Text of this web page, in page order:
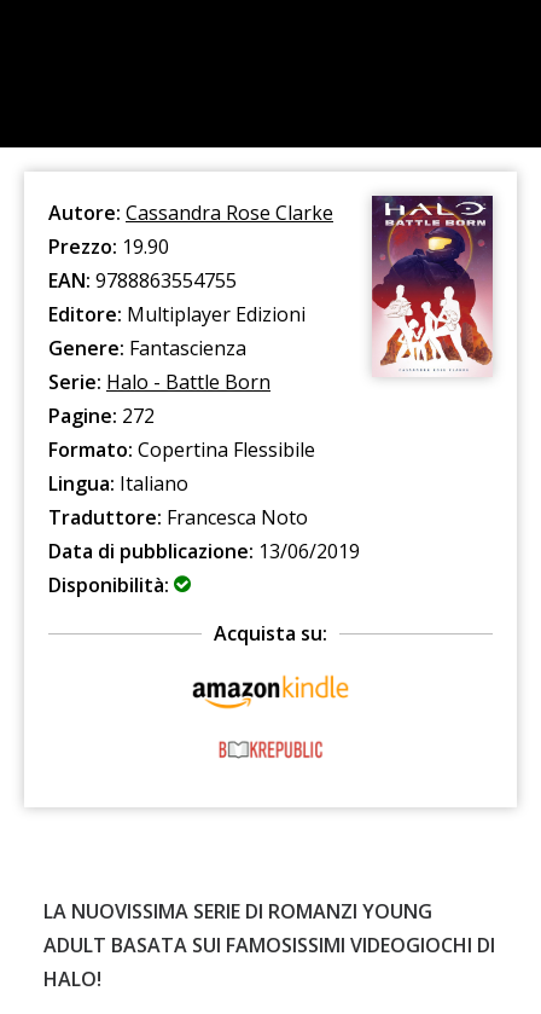
Autore: Cassandra Rose Clarke
Prezzo: 19.90
EAN: 9788863554755
Editore: Multiplayer Edizioni
Genere: Fantascienza
Serie: Halo - Battle Born
Pagine: 272
Formato: Copertina Flessibile
Lingua: Italiano
Traduttore: Francesca Noto
Data di pubblicazione: 13/06/2019
Disponibilità:
Acquista su:
LA NUOVISSIMA SERIE DI ROMANZI YOUNG
ADULT BASATA SUI FAMOSISSIMI VIDEOGIOCHI DI
HALO!